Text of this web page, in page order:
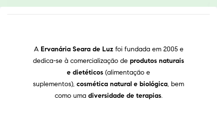
A Ervanária Seara de Luz foi fundada em 2005 e
dedica-se à comercialização de produtos naturais
e dietéticos (alimentação e
suplementos), cosmética natural e biológica, bem
como uma diversidade de terapias.